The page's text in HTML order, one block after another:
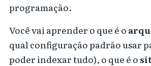
programação.
Você vai aprender o que é o
qual configuração padrão usar
poder indexar tudo), o que é o